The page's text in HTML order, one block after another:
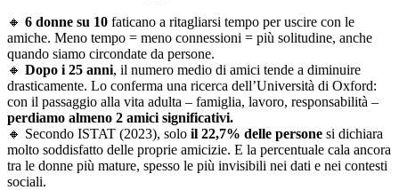
🔸 6 donne su 10 faticano a ritagliarsi tempo per uscire con le
amiche. Meno tempo = meno connessioni = più solitudine, anche
quando siamo circondate da persone.
🔸 Dopo i 25 anni, il numero medio di amici tende a diminuire
drasticamente. Lo conferma una ricerca dell’Università di Oxford:
con il passaggio alla vita adulta – famiglia, lavoro, responsabilità –
perdiamo almeno 2 amici significativi.
🔸 Secondo ISTAT (2023), solo il 22,7% delle persone si dichiara
molto soddisfatto delle proprie amicizie. E la percentuale cala ancora
tra le donne più mature, spesso le più invisibili nei dati e nei contesti
sociali.